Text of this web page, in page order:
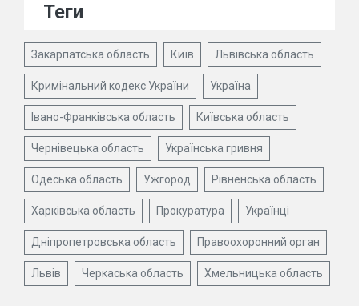
Теги
Закарпатська область Київ Львівська область
Кримінальний кодекс України Україна
Івано-Франківська область Київська область
Чернівецька область Українська гривня
Одеська область Ужгород Рівненська область
Харківська область Прокуратура Українці
Дніпропетровська область Правоохоронний орган
Львів Черкаська область Хмельницька область